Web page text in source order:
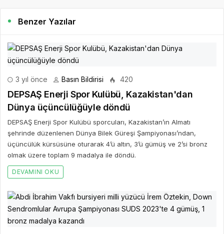
Benzer Yazılar
3 yıl önce Basın Bildirisi 420
DEPSAŞ Enerji Spor Kulübü, Kazakistan'dan
Dünya üçüncülüğüyle döndü
DEPSAŞ Enerji Spor Kulübü sporcuları, Kazakistan’ın Almatı
şehrinde düzenlenen Dünya Bilek Güreşi Şampiyonası’ndan,
üçüncülük kürsüsüne oturarak 4’ü altın, 3’ü gümüş ve 2’si bronz
olmak üzere toplam 9 madalya ile döndü.
DEVAMINI OKU